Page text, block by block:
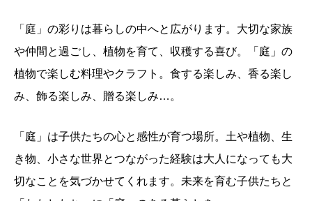
「庭」の彩りは暮らしの中へと広がります。大切な家族
や仲間と過ごし、植物を育て、収穫する喜び。「庭」の
植物で楽しむ料理やクラフト。食する楽しみ、香る楽し
み、飾る楽しみ、贈る楽しみ…。
「庭」は子供たちの心と感性が育つ場所。土や植物、生
き物、小さな世界とつながった経験は大人になっても大
切なことを気づかせてくれます。未来を育む子供たちと